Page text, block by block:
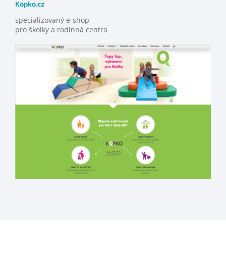
Kopko.cz
specializovaný e-shop
pro školky a rodinná centra